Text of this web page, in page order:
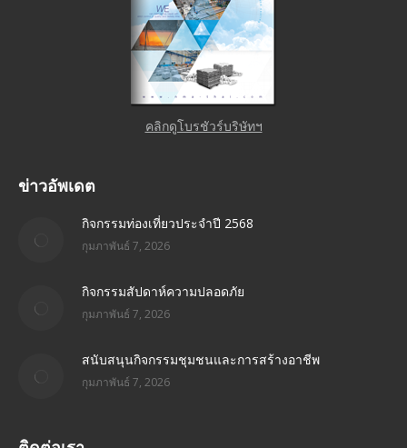
คลิกดูโบรชัวร์บริษัทฯ
ข่าวอัพเดต
กิจกรรมท่องเที่ยวประจำปี 2568
กุมภาพันธ์ 7, 2026
กิจกรรมสัปดาห์ความปลอดภัย
กุมภาพันธ์ 7, 2026
สนับสนุนกิจกรรมชุมชนและการสร้างอาชีพ
กุมภาพันธ์ 7, 2026